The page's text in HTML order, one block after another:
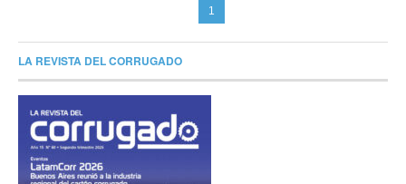
1
LA REVISTA DEL CORRUGADO